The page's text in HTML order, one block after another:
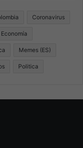
Coronavirus
Economía
Memes (ES)
Politica